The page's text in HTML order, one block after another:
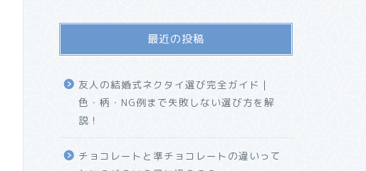
最近の投稿
友人の結婚式ネクタイ選び完全ガイド｜
色・柄・NG例まで失敗しない選び方を解
説！
チョコレートと準チョコレートの違いって